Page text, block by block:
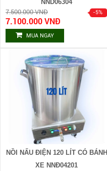
NND06304
7.500.000 VNĐ
7.100.000 VNĐ
MUA NGAY
NỒI NẤU ĐIỆN 120 LÍT CÓ BÁNH
XE NNĐ04201